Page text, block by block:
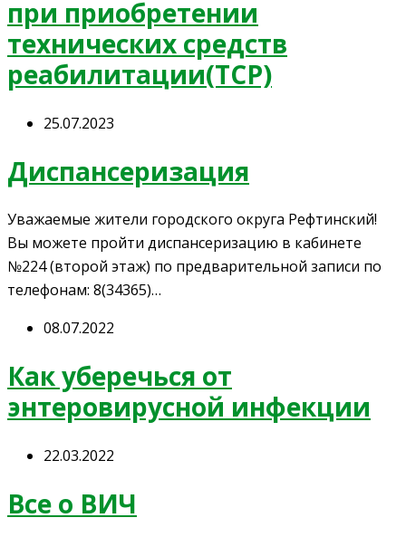
при приобретении
технических средств
реабилитации(ТСР)
25.07.2023
Диспансеризация
Уважаемые жители городского округа Рефтинский!
Вы можете пройти диспансеризацию в кабинете
№224 (второй этаж) по предварительной записи по
телефонам: 8(34365)…
08.07.2022
Как уберечься от
энтеровирусной инфекции
22.03.2022
Все о ВИЧ